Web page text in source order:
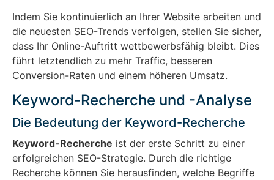
Indem Sie kontinuierlich an Ihrer Website arbeiten und
die neuesten SEO-Trends verfolgen, stellen Sie sicher,
dass Ihr Online-Auftritt wettbewerbsfähig bleibt. Dies
führt letztendlich zu mehr Traffic, besseren
Conversion-Raten und einem höheren Umsatz.
Keyword-Recherche und -Analyse
Die Bedeutung der Keyword-Recherche
Keyword-Recherche ist der erste Schritt zu einer
erfolgreichen SEO-Strategie. Durch die richtige
Recherche können Sie herausfinden, welche Begriffe